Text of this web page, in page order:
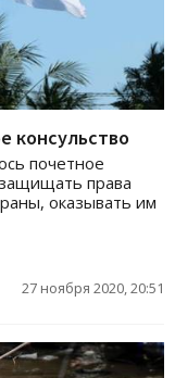
консульство
почетное
права
оказывать им
27 ноября 2020, 20:51